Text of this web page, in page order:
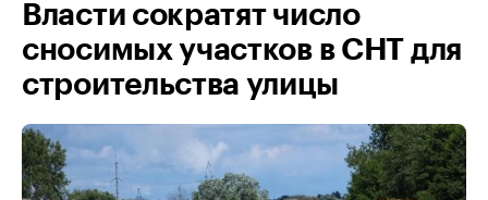
Власти сократят число
сносимых участков в СНТ для
строительства улицы